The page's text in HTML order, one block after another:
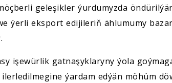
geleşikler ýurdumyzda
ýerli eksport edijileriň ählumumy
işewürlik gatnaşyklaryny ýola
ýardam edýän möhüm